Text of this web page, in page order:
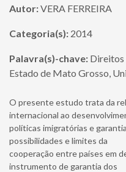
Autor:VERA FERREIRA
Categoria(s): 2014
Palavra(s)-chave: Direitos
Estado de Mato Grosso,
O presente estudo trata da
internacional ao
políticas imigratórias e
possibilidades e limites da
cooperação entre países em
instrumento de garantia dos